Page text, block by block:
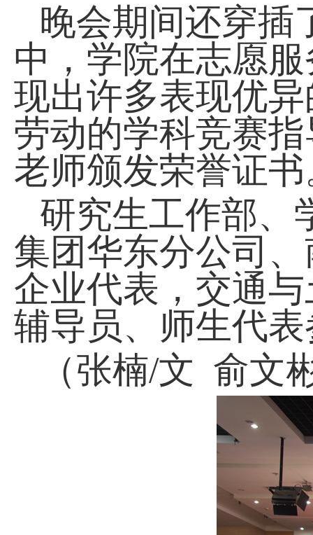
晚会期间还穿插
中，学院在志愿
现出许多表现优
劳动的学科竞赛
老师颁发荣誉证
研究生工作部、
集团华东分公司
企业代表，交通
辅导员、 师生代表
（张楠/文 俞文